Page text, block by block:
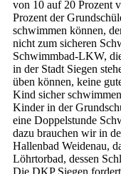
von 10 auf 20 Prozent
Prozent der
schwimmen können,
nicht zum sicheren
Schwimmbad-LKW,
in der Stadt Siegen
üben können, keine
Kind sicher
Kinder in der
eine Doppelstunde
dazu brauchen wir in
Hallenbad Weidenau,
Löhrtorbad, dessen